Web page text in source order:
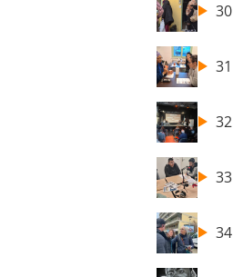
30
31
32
33
34